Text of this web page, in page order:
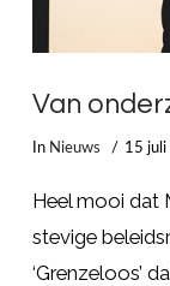
Van
In Nieuws 15 juli
Heel mooi dat
stevige
‘Grenzeloos’